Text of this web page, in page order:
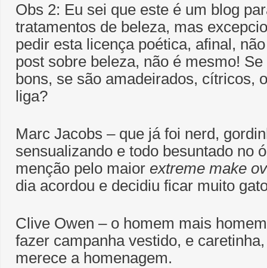
Obs 2: Eu sei que este é um blog
tratamentos de beleza, mas
pedir esta licença poética, afinal,
post sobre beleza, não é mesmo!
bons, se são amadeirados, cítricos,
liga?
Marc Jacobs – que já foi nerd,
sensualizando e todo besuntado no
menção pelo maior extreme make
dia acordou e decidiu ficar muito
Clive Owen – o homem mais
fazer campanha vestido, e
merece a homenagem.